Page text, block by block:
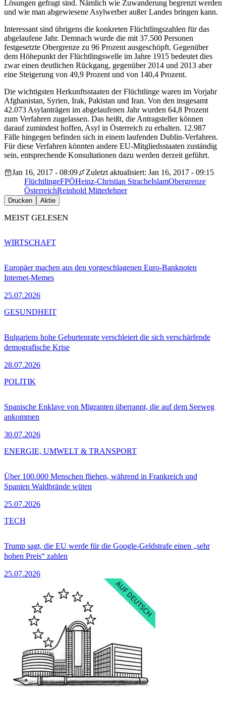
Lösungen gefragt sind. Nämlich wie Zuwanderung begrenzt werden
und wie man abgewiesene Asylwerber außer Landes bringen kann.
Interessant sind übrigens die konkreten Flüchtlingszahlen für das
abgelaufene Jahr. Demnach wurde die mit 37.500 Personen
festgesetzte Obergrenze zu 96 Prozent ausgeschöpft. Gegenüber
dem Höhepunkt der Flüchtlingswelle im Jahre 1915 bedeutet dies
zwar einen deutlichen Rückgang, gegenüber 2014 und 2013 aber
eine Steigerung von 49,9 Prozent und von 140,4 Prozent.
Die wichtigsten Herkunftsstaaten der Flüchtlinge waren im Vorjahr
Afghanistan, Syrien, Irak, Pakistan und Iran. Von den insgesamt
42.073 Asylanträgen im abgelaufenen Jahr wurden 64,8 Prozent
zum Verfahren zugelassen. Das heißt, die Antragsteller können
darauf zumindest hoffen, Asyl in Österreich zu erhalten. 12.987
Fälle hingegen befinden sich in einem laufenden Dublin-Verfahren.
Für diese Verfahren könnten andere EU-Mitgliedsstaaten zuständig
sein, entsprechende Konsultationen dazu werden derzeit geführt.
Jan 16, 2017 - 08:09
Zuletzt aktualisiert: Jan 16, 2017 - 09:15
FlüchtlingeFPÖHeinz-Christian StracheIslamObergrenze
ÖsterreichReinhold Mitterlehner
Drucken Aktie
MEIST GELESEN
Europäer machen aus den vorgeschlagenen Euro-Banknoten
Internet-Memes
25.07.2026
WIRTSCHAFT
Bulgariens hohe Geburtenrate verschleiert die sich verschärfende
demografische Krise
28.07.2026
GESUNDHEIT
Spanische Enklave von Migranten überrannt, die auf dem Seeweg
ankommen
30.07.2026
POLITIK
Über 100.000 Menschen fliehen, während in Frankreich und
Spanien Waldbrände wüten
25.07.2026
ENERGIE, UMWELT & TRANSPORT
Trump sagt, die EU werde für die Google-Geldstrafe einen „sehr
hohen Preis“ zahlen
25.07.2026
TECH